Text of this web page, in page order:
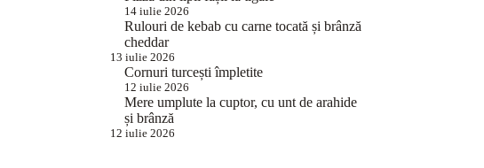
14 iulie 2026
Rulouri de kebab cu carne tocată și brânză
cheddar
13 iulie 2026
Cornuri turcești împletite
12 iulie 2026
Mere umplute la cuptor, cu unt de arahide
și brânză
12 iulie 2026